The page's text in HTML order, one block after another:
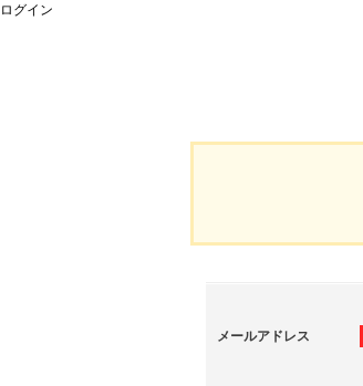
ログイン
メールアドレス